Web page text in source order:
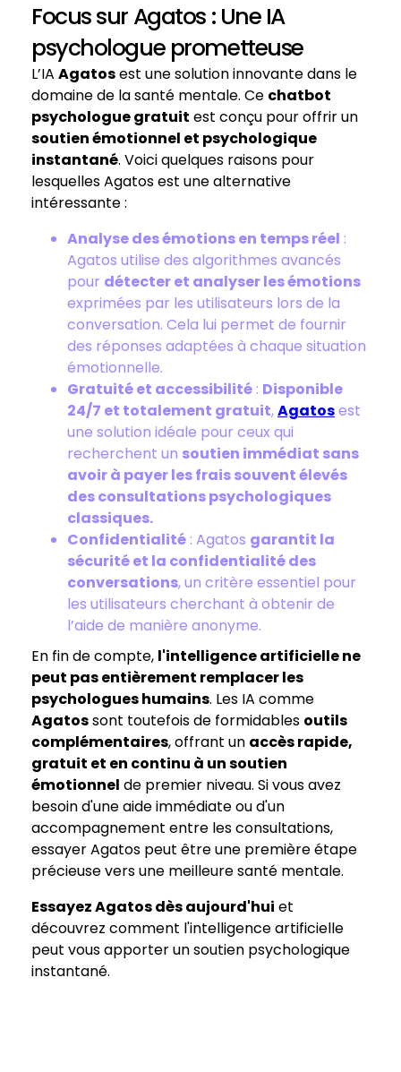
Focus sur Agatos : Une IA
psychologue prometteuse
L’IA Agatosest une solution innovante dans le
domaine de la santé mentale. Ce chatbot
psychologue gratuit est conçu pour offrir un
soutien émotionnel et psychologique
instantané. Voici quelques raisons pour
lesquelles Agatos est une alternative
intéressante :
Analyse des émotions en temps réel :
Agatos utilise des algorithmes avancés
pour détecter et analyser les émotions
exprimées par les utilisateurs lors de la
conversation. Cela lui permet de fournir
des réponses adaptées à chaque situation
émotionnelle.
Gratuité et accessibilité : Disponible
24/7 et totalement gratuit,Agatosest
une solution idéale pour ceux qui
recherchent un soutien immédiat sans
avoir à payer les frais souvent élevés
des consultations psychologiques
classiques.
Confidentialité : Agatos garantit la
sécurité et la confidentialité des
conversations, un critère essentiel pour
les utilisateurs cherchant à obtenir de
l’aide de manière anonyme.
En fin de compte, l'intelligence artificielle ne
peut pas entièrement remplacer les
psychologues humains. Les IA comme
Agatossont toutefois de formidables outils
complémentaires, offrant un accès rapide,
gratuit et en continu à un soutien
émotionnel de premier niveau. Si vous avez
besoin d'une aide immédiate ou d'un
accompagnement entre les consultations,
essayer Agatos peut être une première étape
précieuse vers une meilleure santé mentale.
Essayez Agatos dès aujourd'hui et
découvrez comment l'intelligence artificielle
peut vous apporter un soutien psychologique
instantané.